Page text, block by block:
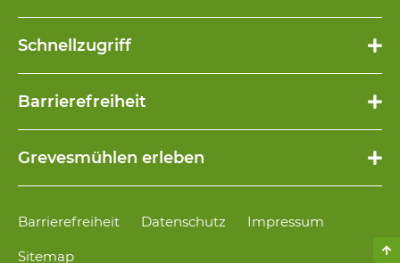
Schnellzugriff
überspringen
Barrierefreiheit
überspringen
Grevesmühlen erleben
Navigation
Barrierefreiheit Datenschutz Impressum
Sitemap